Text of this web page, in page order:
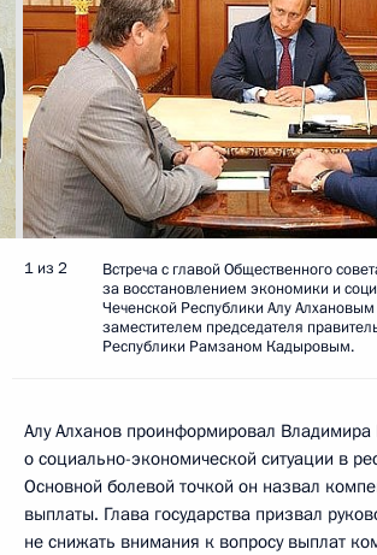
1 из 2
Встреча с главой Общественного
за восстановлением экономики и
Чеченской Республики Алу
заместителем председателя
Республики Рамзаном Кадыровым.
Алу Алханов проинформировал Владимира
о социально-экономической ситуации в
Основной болевой точкой он назвал
выплаты. Глава государства призвал
не снижать внимания к вопросу выплат